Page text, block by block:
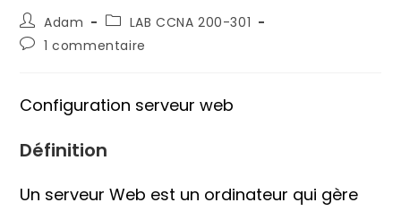
Auteur/autrice
de
la
Adam
Post
category:
LAB CCNA 200-301
Commentaires
1 commentaire
Configuration serveur web
Définition
Un serveur Web est un ordinateur qui gère